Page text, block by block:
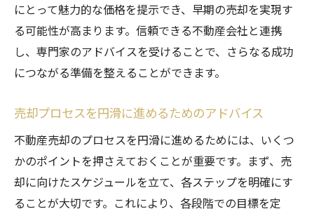
にとって魅力的な価格を提示でき、早期の売却を実現す
る可能性が高まります。信頼できる不動産会社と連携
し、専門家のアドバイスを受けることで、さらなる成功
につながる準備を整えることができます。
売却プロセスを円滑に進めるためのアドバイス
不動産売却のプロセスを円滑に進めるためには、いくつ
かのポイントを押さえておくことが重要です。まず、売
却に向けたスケジュールを立て、各ステップを明確にす
ることが大切です。これにより、各段階での目標を定